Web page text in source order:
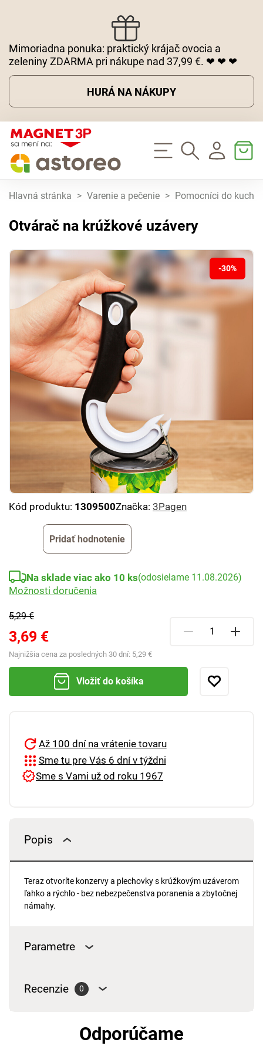
Mimoriadna ponuka: praktický krájač ovocia a
zeleniny ZDARMA pri nákupe nad 37,99 €. ❤ ❤ ❤
HURÁ NA NÁKUPY
Hlavná stránka > Varenie a pečenie > Pomocníci do
Otvárač na krúžkové uzávery
-30%
Kód produktu: 1309500Značka: 3Pagen
Pridať hodnotenie
5,29 €
3,69 €
Najnižšia cena za posledných 30 dní: 5,29 €
Na sklade viac ako 10 ks(odosielame 11.08.2026)
Možnosti doručenia
Vložiť do košíka
Až 100 dní na vrátenie tovaru
Sme tu pre Vás 6 dní v týždni
Sme s Vami už od roku 1967
Popis
Teraz otvoríte konzervy a plechovky s krúžkovým uzáverom
ľahko a rýchlo - bez nebezpečenstva poranenia a zbytočnej
námahy.
Parametre
Recenzie 0
Odporúčame